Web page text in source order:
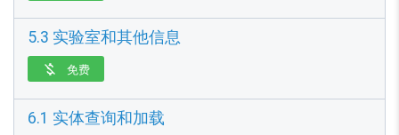
5.3 实验室和其他信息
 免费
6.1 实体查询和加载